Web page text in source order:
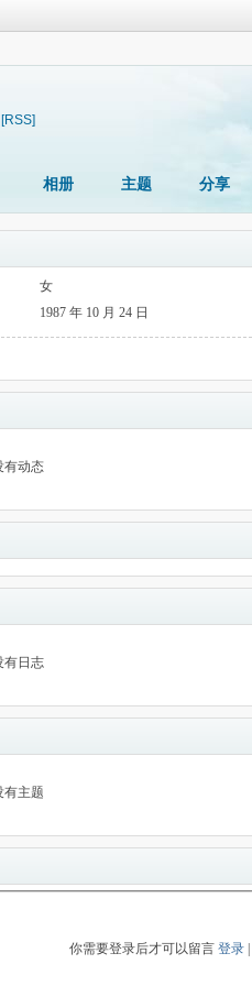
[RSS]
相册 主题 分享
女
1987 年 10 月 24 日
有动态
有日志
有主题
你需要登录后才可以留言 登录|